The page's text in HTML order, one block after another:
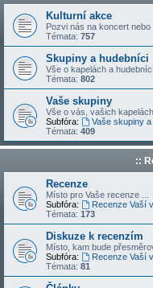
Kulturní akce
Pozvi nás na koncert nebo
Témata: 757
Skupiny a hudebníci
Vše o kapelách a
Témata: 802
Vaše skupiny
Vše o vás, vašich
Subfóra:
Vaše skupiny
Témata: 409
::
Recenze
Místo pro Vaše recenze ...
Subfóra:
Recenze Vaší
Témata: 173
Diskuze k recenzím
Místo, kam bude
Subfóra:
Recenze Vaší
Témata: 81